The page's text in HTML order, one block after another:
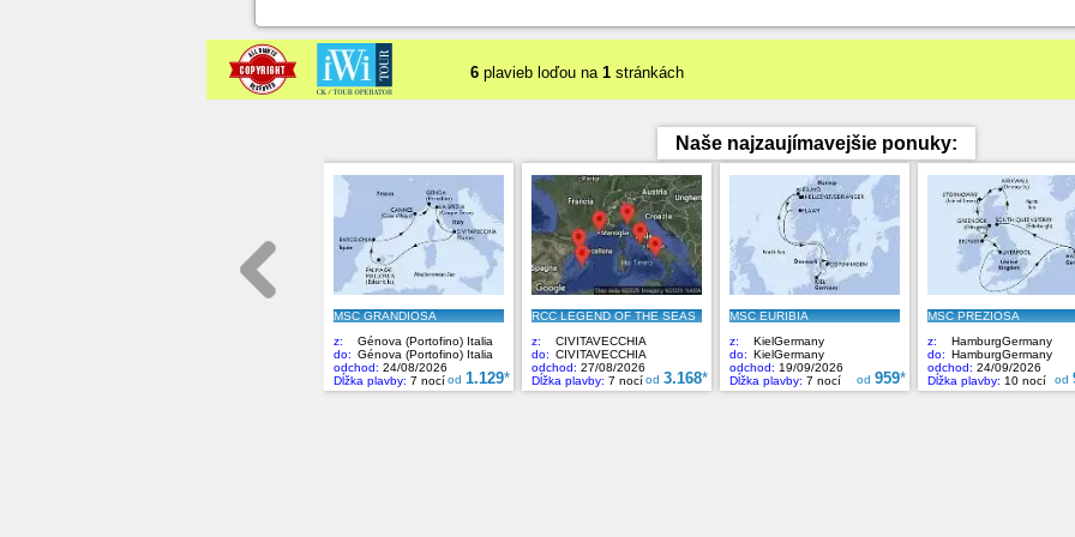
6 plavieb loďou na 1 stránkách